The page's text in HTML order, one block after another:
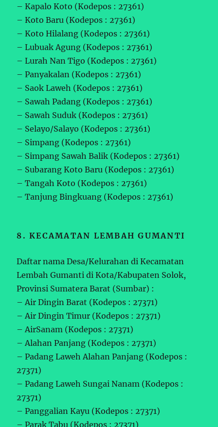
– Kapalo Koto (Kodepos : 27361)
– Koto Baru (Kodepos : 27361)
– Koto Hilalang (Kodepos : 27361)
– Lubuak Agung (Kodepos : 27361)
– Lurah Nan Tigo (Kodepos : 27361)
– Panyakalan (Kodepos : 27361)
– Saok Laweh (Kodepos : 27361)
– Sawah Padang (Kodepos : 27361)
– Sawah Suduk (Kodepos : 27361)
– Selayo/Salayo (Kodepos : 27361)
– Simpang (Kodepos : 27361)
– Simpang Sawah Balik (Kodepos : 27361)
– Subarang Koto Baru (Kodepos : 27361)
– Tangah Koto (Kodepos : 27361)
– Tanjung Bingkuang (Kodepos : 27361)
8. KECAMATAN LEMBAH GUMANTI
Daftar nama Desa/Kelurahan di Kecamatan
Lembah Gumanti di Kota/Kabupaten Solok,
Provinsi Sumatera Barat (Sumbar) :
– Air Dingin Barat (Kodepos : 27371)
– Air Dingin Timur (Kodepos : 27371)
– AirSanam (Kodepos : 27371)
– Alahan Panjang (Kodepos : 27371)
– Padang Laweh Alahan Panjang (Kodepos :
27371)
– Padang Laweh Sungai Nanam (Kodepos :
27371)
– Panggalian Kayu (Kodepos : 27371)
– Parak Tabu (Kodepos : 27371)